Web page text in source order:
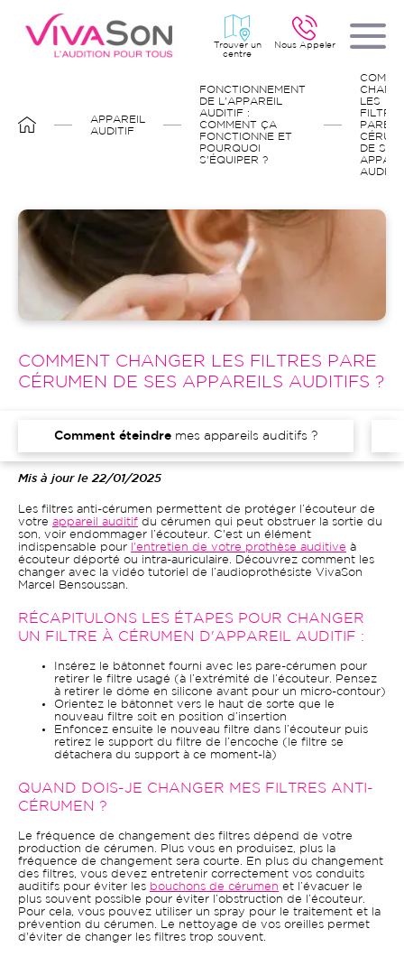
contenu
principal
Nous Appeler
Trouver un
centre
APPAREIL
AUDITIF
FONCTIONNEMENT
DE L'APPAREIL
AUDITIF :
COMMENT ÇA
FONCTIONNE ET
POURQUOI
S'ÉQUIPER ?
LES
PARE
DE SES
Image
COMMENT CHANGER LES FILTRES PARE
CÉRUMEN DE SES APPAREILS AUDITIFS ?
Comment éteindre mes appareils auditifs ?
Mis à jour le 22/01/2025
Les filtres anti-cérumen permettent de protéger l’écouteur de
votre appareil auditif du cérumen qui peut obstruer la sortie du
son, voir endommager l’écouteur. C'est un élément
indispensable pour
l'entretien de votre prothèse auditive à
écouteur déporté ou intra-auriculaire. Découvrez comment les
changer avec la vidéo tutoriel de l’audioprothésiste VivaSon
Marcel Bensoussan.
RÉCAPITULONS LES ÉTAPES POUR CHANGER
UN FILTRE À CÉRUMEN D'APPAREIL AUDITIF :
Insérez le bâtonnet fourni avec les pare-cérumen pour
retirer le filtre usagé (à l’extrémité de l’écouteur. Pensez
à retirer le dôme en silicone avant pour un micro-contour)
Orientez le bâtonnet vers le haut de sorte que le
nouveau filtre soit en position d’insertion
Enfoncez ensuite le nouveau filtre dans l’écouteur puis
retirez le support du filtre de l’encoche (le filtre se
détachera du support à ce moment-là)
QUAND DOIS-JE CHANGER MES FILTRES ANTI-
CÉRUMEN ?
Le fréquence de changement des filtres dépend de votre
production de cérumen. Plus vous en produisez, plus la
fréquence de changement sera courte. En plus du changement
des filtres, vous devez entretenir correctement vos conduits
auditifs pour éviter les bouchons de cérumen et l’évacuer le
plus souvent possible pour éviter l’obstruction de l’écouteur.
Pour cela, vous pouvez utiliser un spray pour le traitement et la
prévention du cérumen. Le nettoyage de vos oreilles permet
d'éviter de changer les filtres trop souvent.